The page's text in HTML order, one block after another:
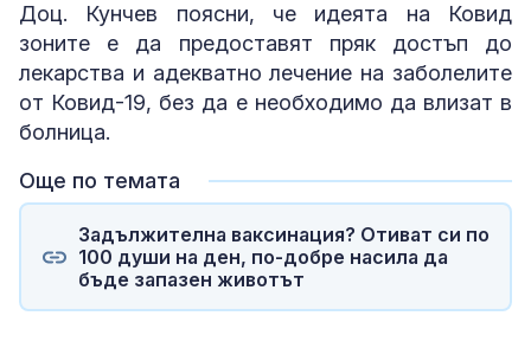
Доц. Кунчев поясни, че идеята на Ковид
зоните е да предоставят пряк достъп до
лекарства и адекватно лечение на заболелите
от Ковид-19, без да е необходимо да влизат в
болница.
Още по темата
Задължителна ваксинация? Отиват си по
100 души на ден, по-добре насила да
бъде запазен животът